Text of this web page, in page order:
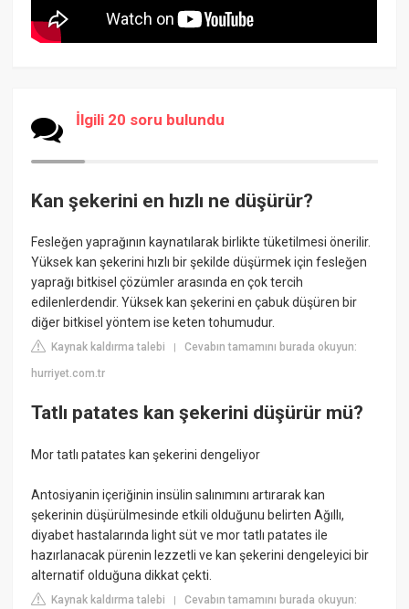
İlgili 20 soru bulundu
Kan şekerini en hızlı ne düşürür?
Fesleğen yaprağının kaynatılarak birlikte tüketilmesi önerilir.
Yüksek kan şekerini hızlı bir şekilde düşürmek için fesleğen
yaprağı bitkisel çözümler arasında en çok tercih
edilenlerdendir. Yüksek kan şekerini en çabuk düşüren bir
diğer bitkisel yöntem ise keten tohumudur.
Kaynak kaldırma talebi |Cevabın tamamını burada okuyun:
hurriyet.com.tr
Tatlı patates kan şekerini düşürür mü?
Mor tatlı patates kan şekerini dengeliyor
Antosiyanin içeriğinin insülin salınımını artırarak kan
şekerinin düşürülmesinde etkili olduğunu belirten Ağıllı,
diyabet hastalarında light süt ve mor tatlı patates ile
hazırlanacak pürenin lezzetli ve kan şekerini dengeleyici bir
alternatif olduğuna dikkat çekti.
Kaynak kaldırma talebi |Cevabın tamamını burada okuyun: